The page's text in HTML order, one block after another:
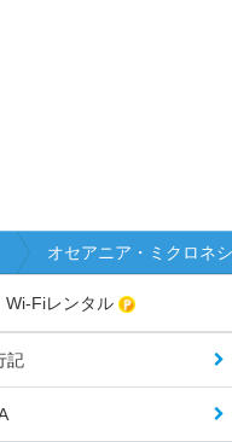
オセアニア・ミクロネ
Wi-Fiレンタル
記